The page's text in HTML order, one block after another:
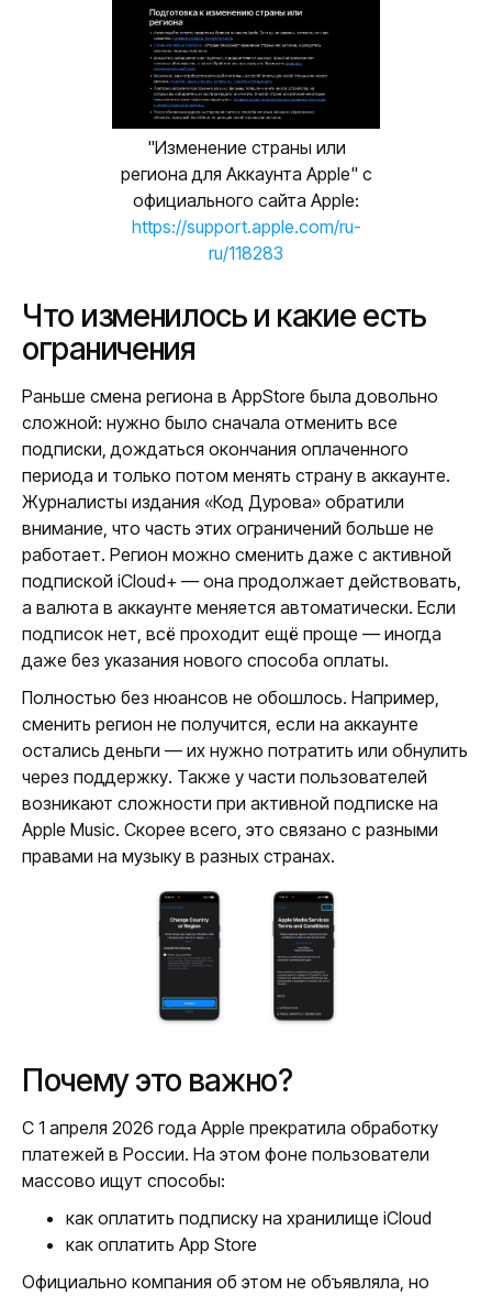
"Изменение страны или
региона для Аккаунта Apple" с
официального сайта Apple:
https://support.apple.com/ru-
ru/118283
Что изменилось и какие есть
ограничения
Раньше смена региона в AppStore была довольно
сложной: нужно было сначала отменить все
подписки, дождаться окончания оплаченного
периода и только потом менять страну в аккаунте.
Журналисты издания «Код Дурова» обратили
внимание, что часть этих ограничений больше не
работает. Регион можно сменить даже с активной
подпиской iCloud+ — она продолжает действовать,
а валюта в аккаунте меняется автоматически. Если
подписок нет, всё проходит ещё проще — иногда
даже без указания нового способа оплаты.
Полностью без нюансов не обошлось. Например,
сменить регион не получится, если на аккаунте
остались деньги — их нужно потратить или обнулить
через поддержку. Также у части пользователей
возникают сложности при активной подписке на
Apple Music. Скорее всего, это связано с разными
правами на музыку в разных странах.
Почему это важно?
С 1 апреля 2026 года Apple прекратила обработку
платежей в России. На этом фоне пользователи
массово ищут способы:
как оплатить подписку на хранилище iCloud
как оплатить App Store
Официально компания об этом не объявляла, но